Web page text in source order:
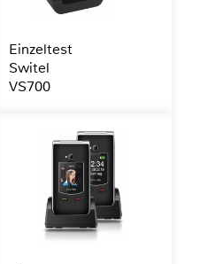
Einzeltest
Switel
VS700